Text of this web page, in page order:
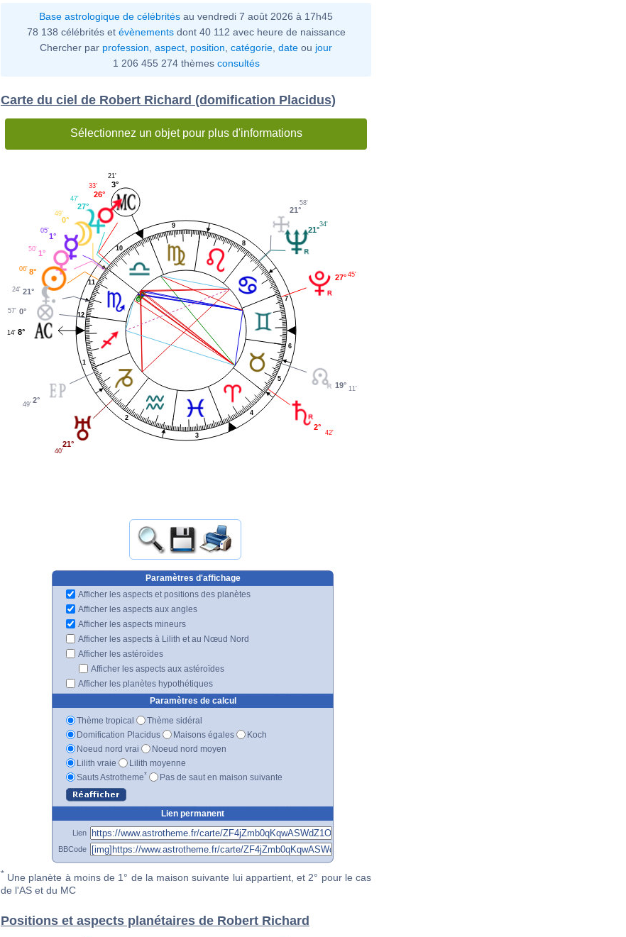
Base astrologique de célébrités au vendredi 7 août 2026 à 17h45
78 138 célébrités et évènementsdont 40 112 avec heure de naissance
Chercher par profession aspect position catégorie date ou jour
1 206 455 274 thèmes consultés
Carte du ciel de Robert Richard (domification Placidus)
Sélectionnez un objet pour plus d'informations
1
2
3
4
5
6
7
8
9
10
11
12
27° 45'
21°
34'
21°
58'
3°
21'
26°
33'
27°
47'
0°
49'
1°
05'
1°
50'
8°
06'
21°
24'
0°
57'
8°
14'
2°
49'
21°
40'
2°
42'
19° 11'
Paramètres d'affichage
Afficher les aspects et positions des planètes
Afficher les aspects aux angles
Afficher les aspects mineurs
Afficher les aspects à Lilith et au Nœud Nord
Afficher les astéroïdes
Afficher les aspects aux astéroïdes
Afficher les planètes hypothétiques
Paramètres de calcul
Thème tropical
Thème sidéral
Domification Placidus
Maisons égales
Koch
Noeud nord vrai
Noeud nord moyen
Lilith vraie
Lilith moyenne
Sauts Astrotheme* Pas de saut en maison suivante
Lien permanent
Lien
BBCode
* Une planète à moins de 1° de la maison suivante lui appartient, et 2° pour le cas
de l'AS et du MC
Positions et aspects planétaires de Robert Richard